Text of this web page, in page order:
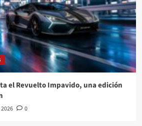
el Revuelto Impavido, una edición
0